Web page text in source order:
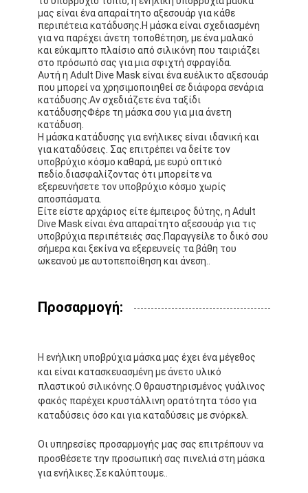
Σπίτι
Προϊόντα
Βίντεο
μας είναι ένα απαραίτητο αξεσουάρ για κάθε
περιπέτεια κατάδυσης.Η μάσκα είναι σχεδιασμένη
για να παρέχει άνετη τοποθέτηση, με ένα μαλακό
και εύκαμπτο πλαίσιο από σιλικόνη που ταιριάζει
στο πρόσωπό σας για μια σφιχτή σφραγίδα.
Αυτή η Adult Dive Mask είναι ένα ευέλικτο αξεσουάρ
που μπορεί να χρησιμοποιηθεί σε διάφορα σενάρια
κατάδυσης.Αν σχεδιάζετε ένα ταξίδι
κατάδυσηςΦέρε τη μάσκα σου για μια άνετη
κατάδυση.
Η μάσκα κατάδυσης για ενήλικες είναι ιδανική και
για καταδύσεις. Σας επιτρέπει να δείτε τον
υποβρύχιο κόσμο καθαρά, με ευρύ οπτικό
πεδίο.διασφαλίζοντας ότι μπορείτε να
εξερευνήσετε τον υποβρύχιο κόσμο χωρίς
αποσπάσματα.
Είτε είστε αρχάριος είτε έμπειρος δύτης, η Adult
Dive Mask είναι ένα απαραίτητο αξεσουάρ για τις
υποβρύχια περιπέτειές σας.Παραγγείλε το δικό σου
σήμερα και ξεκίνα να εξερευνείς τα βάθη του
ωκεανού με αυτοπεποίθηση και άνεση..
Προσαρμογή:
Η ενήλικη υποβρύχια μάσκα μας έχει ένα μέγεθος
και είναι κατασκευασμένη με άνετο υλικό
πλαστικού σιλικόνης.Ο θραυστηρισμένος γυάλινος
φακός παρέχει κρυστάλλινη ορατότητα τόσο για
καταδύσεις όσο και για καταδύσεις με σνόρκελ.
Οι υπηρεσίες προσαρμογής μας σας επιτρέπουν να
προσθέσετε την προσωπική σας πινελιά στη μάσκα
για ενήλικες.Σε καλύπτουμε..